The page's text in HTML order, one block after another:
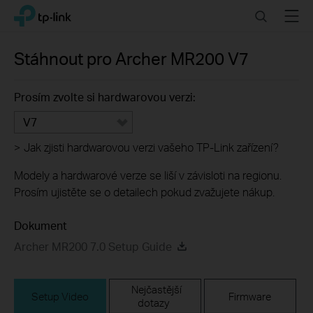
Click
navigation
TP-Link, Reliably Smart SearchMenu
Stáhnout pro Archer MR200 V7
Prosím zvolte si hardwarovou verzi:
V7
> Jak zjisti hardwarovou verzi vašeho TP-Link zařízení?
Modely a hardwarové verze se liší v závisloti na regionu.
Prosím ujistěte se o detailech pokud zvažujete nákup.
Dokument
Archer MR200 7.0 Setup Guide
Setup Video
Nejčastější
dotazy
Firmware